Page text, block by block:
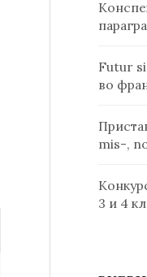
Futur
во
mis-,
3 и 4